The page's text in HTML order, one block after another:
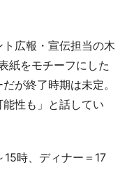
広報・宣伝担当の木
紙をモチーフにした
が終了時期は未定。
性も」と話してい
時、ディナー＝17